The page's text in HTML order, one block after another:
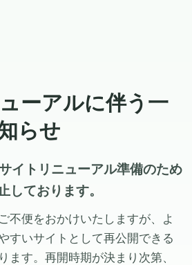
ーアルに伴う一
らせ
イトリニューアル準備のため
しております。
不便をおかけいたしますが、よ
すいサイトとして再公開できる
ます。再開時期が決まり次第、